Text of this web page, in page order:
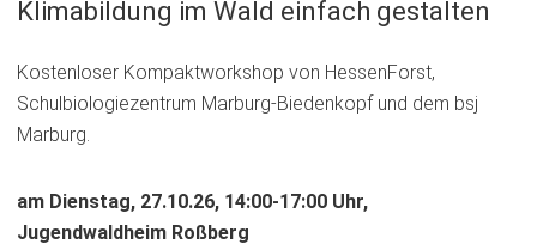
Klimabildung im Wald einfach gestalten
Kostenloser Kompaktworkshop von HessenForst,
Schulbiologiezentrum Marburg-Biedenkopf und dem bsj
Marburg.
am Dienstag, 27.10.26, 14:00-17:00 Uhr,
Jugendwaldheim Roßberg